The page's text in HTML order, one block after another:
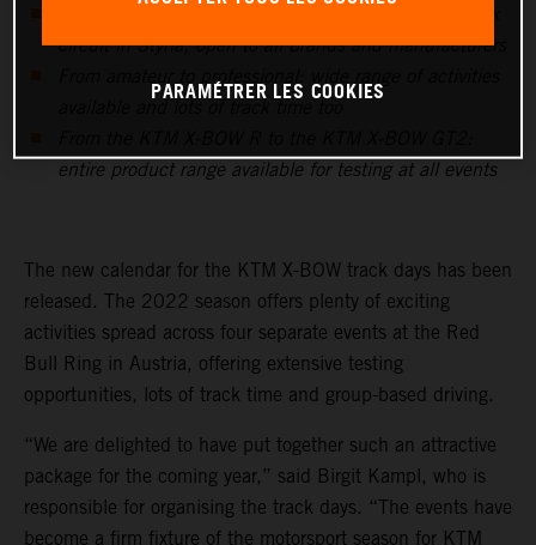
circuit in Styria, open to all brands and manufacturers
From amateur to professional: wide range of activities
entire product range available for testing at all events
The new calendar for the KTM X-BOW track days has been
released. The 2022 season offers plenty of exciting
activities spread across four separate events at the Red
Bull Ring in Austria, offering extensive testing
opportunities, lots of track time and group-based driving.
“We are delighted to have put together such an attractive
package for the coming year,” said Birgit Kampl, who is
responsible for organising the track days. “The events have
become a firm fixture of the motorsport season for KTM
PARAMÉTRER LES COOKIES